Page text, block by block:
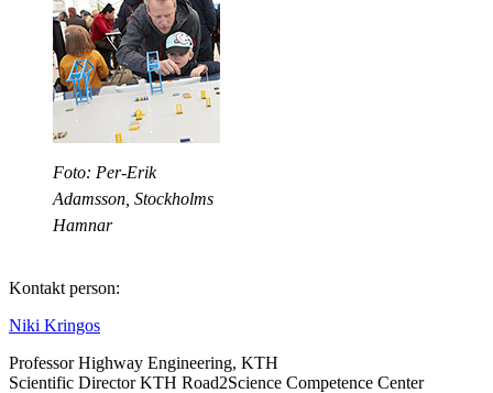
Foto: Per-Erik
Adamsson, Stockholms
Hamnar
Kontakt person:
Niki Kringos
Professor Highway Engineering, KTH
Scientific Director KTH Road2Science Competence Center